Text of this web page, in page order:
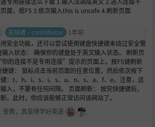
面，摁F5 3.依次输入this is unsafe 4.刷新页面
投稿者 - contributor
1年前
安全功能，还可以尝试使用键盘快捷键来绕过安全警
输入状态： 确保你的键盘处于英文输入状态。 刷新页
的连接不是专用连接”提示的页面上，按F5键刷新
捷键： 鼠标点击当前页面的任意位置，然后依次按下
：t、h、i、s、i、s、u、n、s、a、f、e。注意，这
入，不要有任何间隔。 页面刷新： 按完快捷键后，
。此时，你应该能够正常访问该网站了。
受教，真是得学好英语